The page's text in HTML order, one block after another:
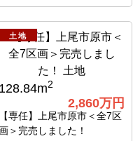
土地
128.84m2
2,860万円
【専任】上尾市原市＜全7区
＞完売しました！